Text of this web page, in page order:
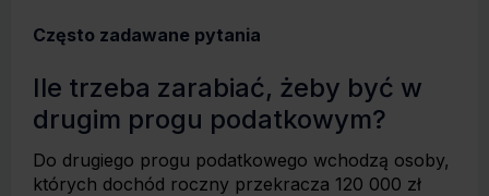
Często zadawane pytania
Ile trzeba zarabiać, żeby być w
drugim progu podatkowym?
Do drugiego progu podatkowego wchodzą osoby,
których dochód roczny przekracza 120 000 zł